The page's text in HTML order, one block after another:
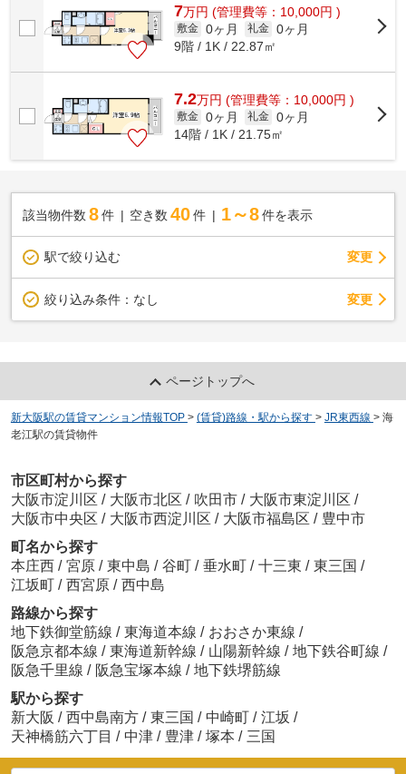
7万円 (管理費等：10,000円 )
敷金 0ヶ月 礼金 0ヶ月
9階 / 1K / 22.87㎡
7.2万円 (管理費等：10,000円 )
敷金 0ヶ月 礼金 0ヶ月
14階 / 1K / 21.75㎡
該当物件数 8件 空き数 40 件 1～8 件を表示
駅で絞り込む 変更
絞り込み条件： なし 変更
ページトップへ
新大阪駅の賃貸マンション情報TOP > (賃貸)路線・駅から探す > JR東西線 > 海
老江駅の賃貸物件
市区町村から探す
大阪市淀川区 / 大阪市北区 / 吹田市 / 大阪市東淀川区 /
大阪市中央区 / 大阪市西淀川区 / 大阪市福島区 / 豊中市
町名から探す
本庄西 / 宮原 / 東中島 / 谷町 / 垂水町 / 十三東 / 東三国 /
江坂町 / 西宮原 / 西中島
路線から探す
地下鉄御堂筋線 / 東海道本線 / おおさか東線 /
阪急京都本線 / 東海道新幹線 / 山陽新幹線 / 地下鉄谷町線 /
阪急千里線 / 阪急宝塚本線 / 地下鉄堺筋線
駅から探す
新大阪 / 西中島南方 / 東三国 / 中崎町 / 江坂 /
天神橋筋六丁目 / 中津 / 豊津 / 塚本 / 三国